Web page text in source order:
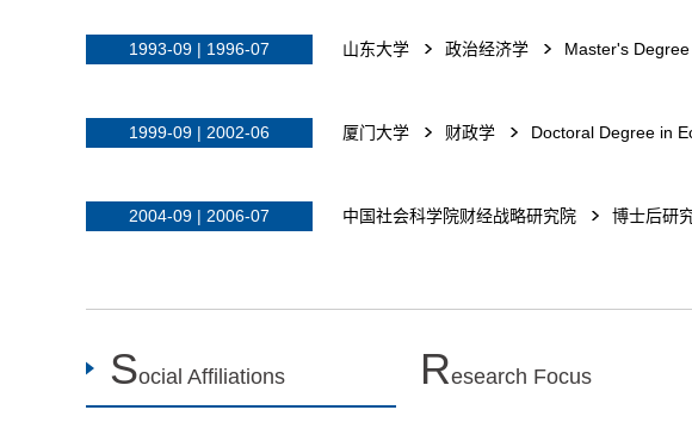
1993-09 | 1996-07 山东大学 政治经济学 Master's
1999-09 | 2002-06 厦门大学 财政学 Doctoral Degree in
2004-09 | 2006-07 中国社会科学院财经战略研究院 博士后研
Social Affiliations Research Focus